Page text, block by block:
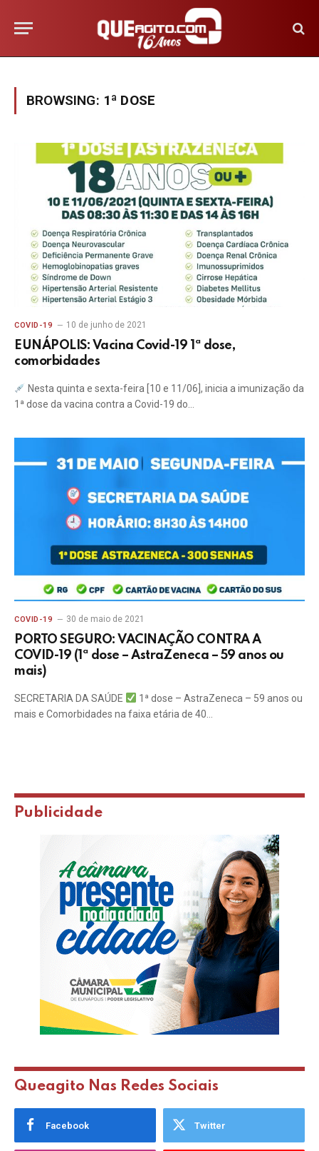
BROWSING: 1ª DOSE
COVID-19 10 de junho de 2021
EUNÁPOLIS: Vacina Covid-19 1ª dose,
comorbidades
Nesta quinta e sexta-feira [10 e 11/06], inicia a imunização da
1ª dose da vacina contra a Covid-19 do…
COVID-19 30 de maio de 2021
PORTO SEGURO: VACINAÇÃO CONTRA A
COVID-19 (1ª dose – AstraZeneca – 59 anos ou
mais)
SECRETARIA DA SAÚDE
1ª dose – AstraZeneca – 59 anos ou
mais e Comorbidades na faixa etária de 40…
Publicidade
Queagito Nas Redes Sociais
Facebook Twitter